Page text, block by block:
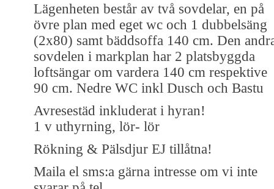
Lägenheten består av två sovdelar, en på
övre plan med eget wc och 1 dubbelsäng
(2x80) samt bäddsoffa 140 cm. Den
sovdelen i markplan har 2 platsbyggda
loftsängar om vardera 140 cm respektive
90 cm. Nedre WC inkl Dusch och Bastu
Avresestäd inkluderat i hyran!
1 v uthyrning, lör- lör
Rökning & Pälsdjur EJ tillåtna!
Maila el sms:a gärna intresse om vi inte